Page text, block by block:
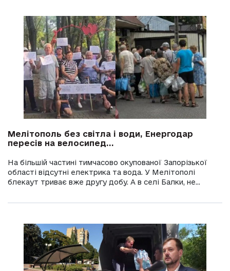
Мелітополь без світла і води, Енергодар
пересів на велосипед...
На більшій частині тимчасово окупованої Запорізької
області відсутні електрика та вода. У Мелітополі
блекаут триває вже другу добу. А в селі Балки, не...